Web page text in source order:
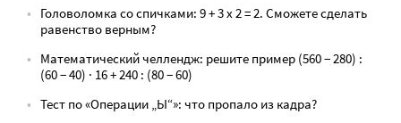
Головоломка со спичками: 9 + 3 х 2 = 2. Сможете сделать
равенство верным?
Математический челлендж: решите пример (560 − 280) :
(60 − 40) · 16 + 240 : (80 − 60)
Тест по «Операции „Ы“»: что пропало из кадра?